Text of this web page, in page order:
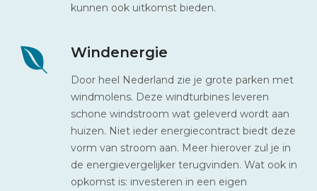
kunnen ook uitkomst bieden.
Windenergie
Door heel Nederland zie je grote parken met
windmolens. Deze windturbines leveren
schone windstroom wat geleverd wordt aan
huizen. Niet ieder energiecontract biedt deze
vorm van stroom aan. Meer hierover zul je in
de energievergelijker terugvinden. Wat ook in
opkomst is: investeren in een eigen